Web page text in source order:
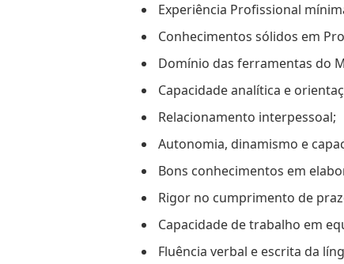
Experiência Profissional
Conhecimentos sólidos em
Domínio das ferramentas do
Capacidade analítica e
Relacionamento interpessoal;
Autonomia, dinamismo e
Bons conhecimentos em
Rigor no cumprimento de
Capacidade de trabalho em
Fluência verbal e escrita da